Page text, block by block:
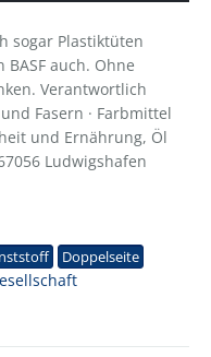
sogar Plastiktüten
auch. Ohne
Verantwortlich
Fasern · Farbmittel
und Ernährung, Öl
Ludwigshafen
Doppelseite